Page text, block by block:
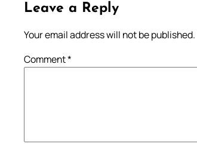
Leave a Reply
Your email address will not be published.
Comment*